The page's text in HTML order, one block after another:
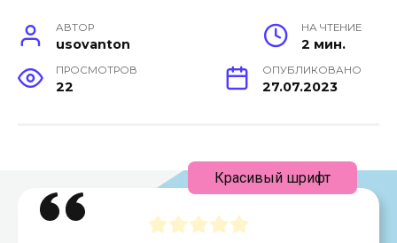
АВТОР
usovanton
НА ЧТЕНИЕ
2 мин.
ПРОСМОТРОВ
22
ОПУБЛИКОВАНО
27.07.2023
Красивый шрифт